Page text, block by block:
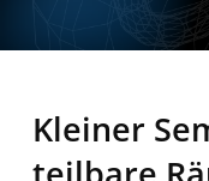
Kleiner